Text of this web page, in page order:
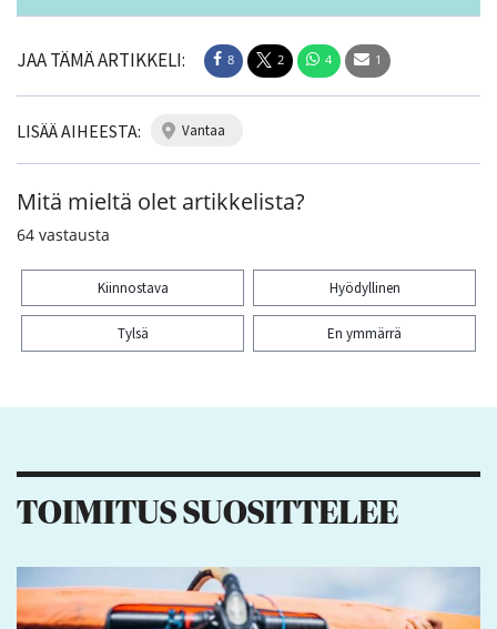
JAA TÄMÄ ARTIKKELI: 8 2 4 1
LISÄÄ AIHEESTA: vantaa
Mitä mieltä olet artikkelista?
64 vastausta
Kiinnostava Hyödyllinen
Tylsä En ymmärrä
TOIMITUS SUOSITTELEE